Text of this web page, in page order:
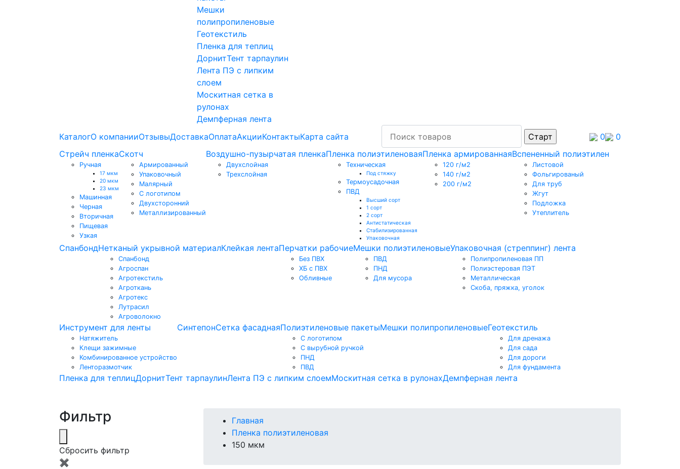
Мешки
полипропиленовые
Геотекстиль
Пленка для теплиц
ДорнитТент тарпаулин
Лента ПЭ с липким
слоем
Москитная сетка в
рулонах
Демпферная лента
КаталогО компанииОтзывыДоставкаОплатаАкцииКонтактыКарта сайта 0
0
Стрейч пленка
Ручная
17 мкм
20 мкм
23 мкм
Машинная
Черная
Вторичная
Пищевая
Узкая
Скотч
Армированный
Упаковочный
Малярный
С логотипом
Двухсторонний
Металлизированный
Воздушно-пузырчатая пленка
Двухслойная
Трехслойная
Пленка полиэтиленовая
Техническая
Под стяжку
Термоусадочная
ПВД
Высший сорт
1 сорт
2 сорт
Антистатическая
Стабилизированная
Упаковочная
Пленка армированная
120 г/м2
140 г/м2
200 г/м2
Вспененный полиэтилен
Листовой
Фольгированый
Для труб
Жгут
Подложка
Утеплитель
СпанбондНетканый укрывной материал
Спанбонд
Агроспан
Агротекстиль
Агроткань
Агротекс
Лутрасил
Агроволокно
Клейкая лентаПерчатки рабочие
Без ПВХ
ХБ с ПВХ
Обливные
Мешки полиэтиленовые
ПВД
ПНД
Для мусора
Упаковочная (стреппинг) лента
Полипропиленовая ПП
Полиэстеровая ПЭТ
Металлическая
Скоба, пряжка, уголок
Инструмент для ленты
Натяжитель
Клещи зажимные
Комбинированное устройство
Ленторазмотчик
СинтепонСетка фасаднаяПолиэтиленовые пакеты
С логотипом
С вырубной ручкой
ПНД
ПВД
Мешки полипропиленовыеГеотекстиль
Для дренажа
Для сада
Для дороги
Для фундамента
Пленка для теплицДорнитТент тарпаулинЛента ПЭ с липким слоемМоскитная сетка в рулонахДемпферная лента
Фильтр
Сбросить фильтр
✖
Главная
Пленка полиэтиленовая
150 мкм